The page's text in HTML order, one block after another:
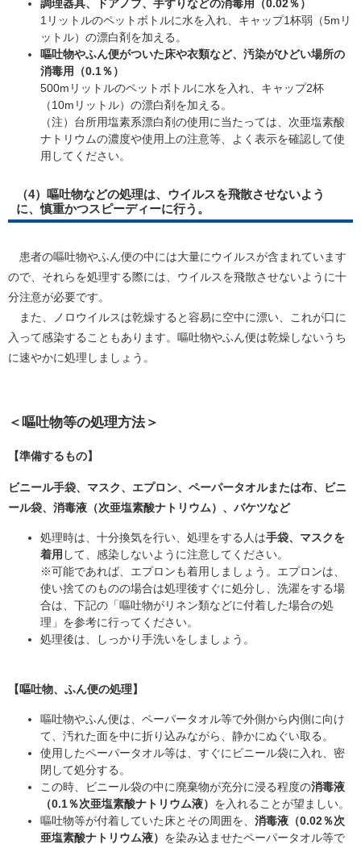
調理器具、ドアノブ、手すりなどの消毒用（0.02％）
1リットルのペットボトルに水を入れ、キャップ1杯弱（5mリ
ットル）の漂白剤を加える。
嘔吐物やふん便がついた床や衣類など、汚染がひどい場所の
消毒用（0.1％）
500mリットルのペットボトルに水を入れ、キャップ2杯
（10mリットル）の漂白剤を加える。
（注）台所用塩素系漂白剤の使用に当たっては、次亜塩素酸
ナトリウムの濃度や使用上の注意等、よく表示を確認して使
用してください。
（4）嘔吐物などの処理は、ウイルスを飛散させないよう
に、慎重かつスピーディーに行う。
患者の嘔吐物やふん便の中には大量にウイルスが含まれています
ので、それらを処理する際には、ウイルスを飛散させないように十
分注意が必要です。
また、ノロウイルスは乾燥すると容易に空中に漂い、これが口に
入って感染することもあります。嘔吐物やふん便は乾燥しないうち
に速やかに処理しましょう。
＜嘔吐物等の処理方法＞
【準備するもの】
ビニール手袋、マスク、エプロン、ペーパータオルまたは布、ビニ
ール袋、消毒液（次亜塩素酸ナトリウム）、バケツなど
処理時は、十分換気を行い、処理をする人は手袋、マスクを
着用 して、感染しないように注意してください。
※可能であれば、エプロンも着用しましょう。エプロンは、
使い捨てのものの場合は処理後すぐに処分し、洗濯をする場
合は、下記の「嘔吐物がリネン類などに付着した場合の処
理」を参考に行ってください。
処理後は、しっかり手洗いをしましょう。
【嘔吐物、ふん便の処理】
嘔吐物やふん便は、ペーパータオル等で外側から内側に向け
て、汚れた面を中に折り込みながら、静かにぬぐい取る。
使用したペーパータオル等は、すぐにビニール袋に入れ、密
閉して処分する。
この時、ビニール袋の中に廃棄物が充分に浸る程度の消毒液
（0.1％次亜塩素酸ナトリウム液） を入れることが望ましい。
嘔吐物等が付着していた床とその周囲を、 消毒液（0.02％次
亜塩素酸ナトリウム液） を染み込ませたペーパータオル等で